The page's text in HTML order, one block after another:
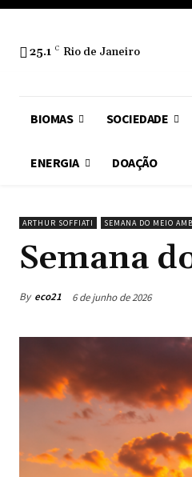
25.1 C Rio de Janeiro
BIOMAS SOCIEDADE
ENERGIA DOAÇÃO
ARTHUR SOFFIATI SEMANA DO MEIO
Semana
By eco21 6 de junho de 2026